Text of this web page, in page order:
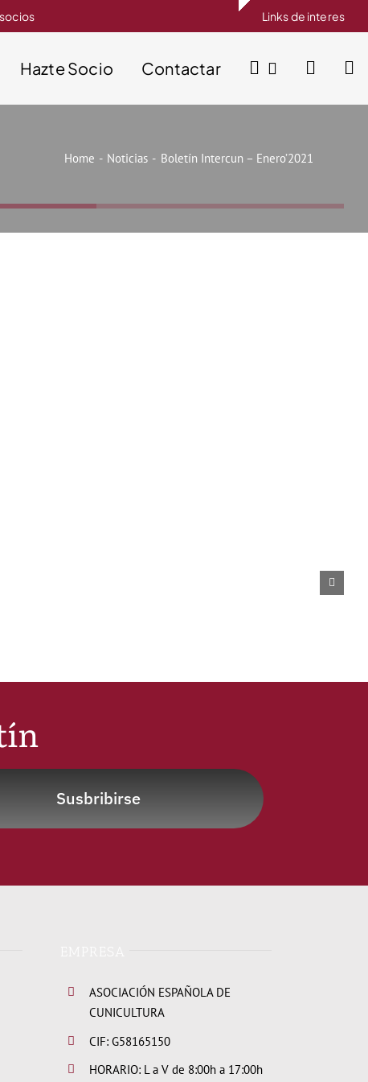
Links de interes
Hazte Socio Contactar
Home Noticias Boletín Intercun – Enero’2021
Susbribirse
ASOCIACIÓN ESPAÑOLA DE
CUNICULTURA
CIF: G58165150
HORARIO: L a V de 8:00h a 17:00h